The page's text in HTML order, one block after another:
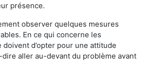
présence.
observer quelques mesures
En ce qui concerne les
doivent d’opter pour une attitude
dire aller au-devant du problème avant